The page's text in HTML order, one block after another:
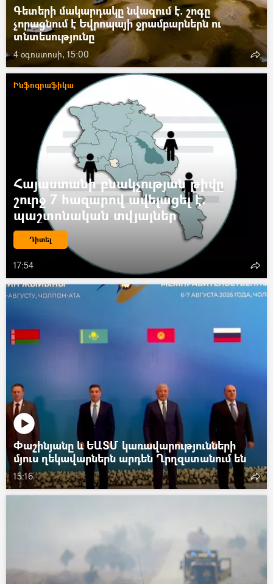
4 օգոստոսի, 15:00
Գետերի մակարդակը նվազում է. շոգը
չորացնում է Եվրոպայի ջրամբարներն ու
տնտեսությունը
17:54
Հայաստանի բնակչության թիվը
շուրջ 7 հազարով ավելացել է.
պաշտոնական տվյալներ
Ինֆոգրաֆիկա
Դիտել
15:16
Փաշինյանը և ԵԱՏՄ կառավարությունների
մյուս ղեկավարներն արդեն Ղրղզստանում են